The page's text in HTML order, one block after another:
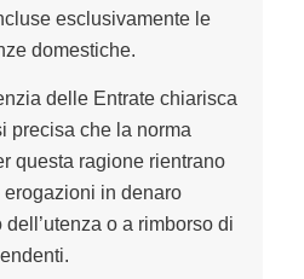
esclusivamente le
domestiche.
delle Entrate chiarisca
precisa che la norma
questa ragione rientrano
erogazioni in denaro
o a rimborso di